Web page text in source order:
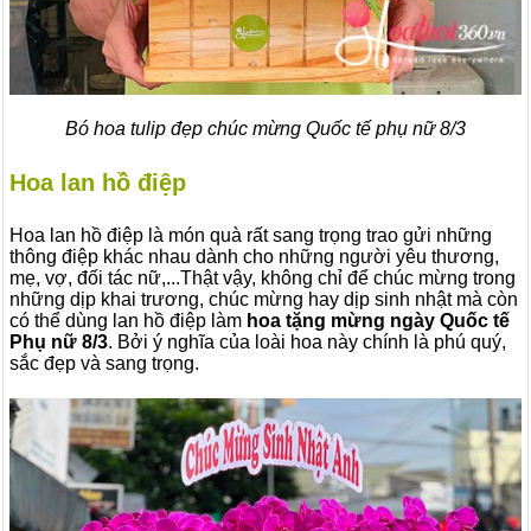
Bó hoa tulip đẹp chúc mừng Quốc tế phụ nữ 8/3
Hoa lan hồ điệp
Hoa lan hồ điệp là món quà rất sang trọng trao gửi những
thông điệp khác nhau dành cho những người yêu thương,
mẹ, vợ, đối tác nữ,...Thật vậy, không chỉ để chúc mừng trong
những dịp khai trương, chúc mừng hay dịp sinh nhật mà còn
có thể dùng lan hồ điệp làm hoa tặng mừng ngày Quốc tế
Phụ nữ 8/3. Bởi ý nghĩa của loài hoa này chính là phú quý,
sắc đẹp và sang trọng.